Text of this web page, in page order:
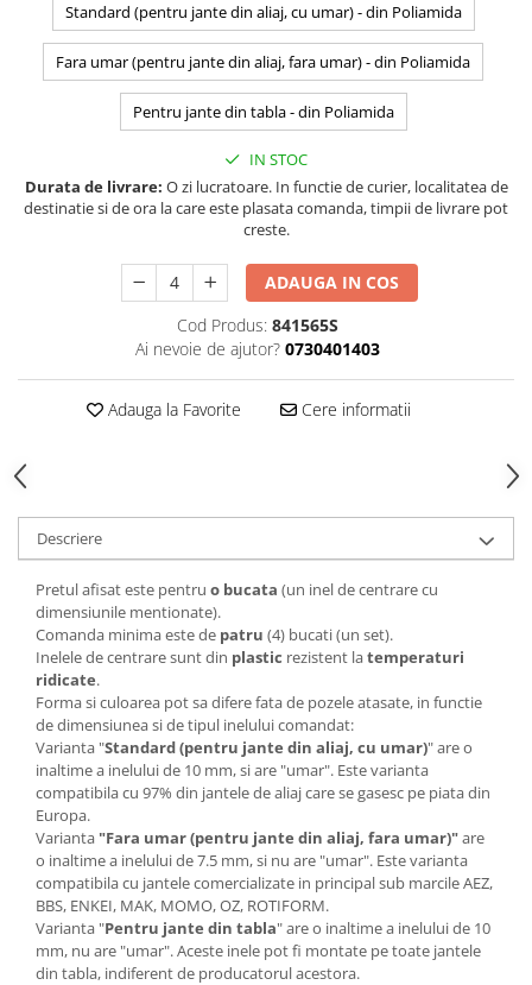
Standard (pentru jante din aliaj, cu umar) - din Poliamida
Fara umar (pentru jante din aliaj, fara umar) - din Poliamida
Pentru jante din tabla - din Poliamida
IN STOC
Durata de livrare: O zi lucratoare. In functie de curier, localitatea de
destinatie si de ora la care este plasata comanda, timpii de livrare pot
creste.
ADAUGA IN COS
Cod Produs: 841565S
Ai nevoie de ajutor? 0730401403
Adauga la Favorite Cere informatii
Descriere
Pretul afisat este pentru o bucata (un inel de centrare cu
dimensiunile mentionate).
Comanda minima este de patru (4) bucati (un set).
Inelele de centrare sunt din plastic rezistent latemperaturi
ridicate.
Forma si culoarea pot sa difere fata de pozele atasate, in functie
de dimensiunea si de tipul inelului comandat:
Varianta "Standard (pentru jante din aliaj, cu umar)" are o
inaltime a inelului de 10 mm, si are "umar". Este varianta
compatibila cu 97% din jantele de aliaj care se gasesc pe piata din
Europa.
Varianta "Fara umar (pentru jante din aliaj, fara umar)"are
o inaltime a inelului de 7.5 mm, si nu are "umar". Este varianta
compatibila cu jantele comercializate in principal sub marcile AEZ,
BBS, ENKEI, MAK, MOMO, OZ, ROTIFORM.
Varianta "Pentru jante din tabla" are o inaltime a inelului de 10
mm, nu are "umar". Aceste inele pot fi montate pe toate jantele
din tabla, indiferent de producatorul acestora.